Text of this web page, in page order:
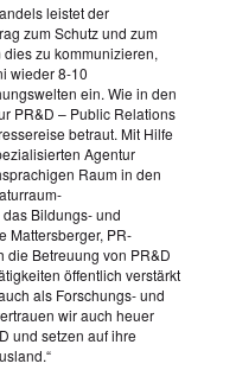
leistet der
zum Schutz und zum
zu kommunizieren,
wieder 8-10
ein. Wie in den
PR&D – Public Relations
betraut. Mit Hilfe
Agentur
Raum in den
Bildungs- und
Mattersberger, PR-
die Betreuung von PR&D
öffentlich verstärkt
als Forschungs- und
wir auch heuer
und setzen auf ihre